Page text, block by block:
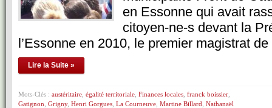
en Essonne qui avait
citoyen-ne-s devant la
l’Essonne en 2010, le premier magistrat
Lire la Suite »
Mots-Clés : austéritaire égalité territoriale Finances locales franck boissier
Gatignon Grigny, Henri Gorgues La Courneuve Martine Billard Nathanaël